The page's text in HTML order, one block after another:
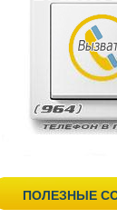
ПОЛЕЗНЫЕ